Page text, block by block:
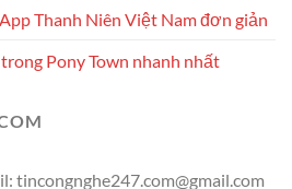
Thanh Niên Việt Nam đơn giản
Pony Town nhanh nhất
tincongnghe247.com@gmail.com